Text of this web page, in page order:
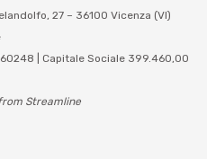
27 – 36100 Vicenza (VI)
| Capitale Sociale 399.460,00
Streamline